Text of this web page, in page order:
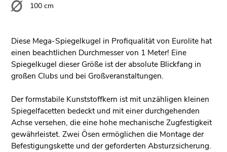
100 cm
Diese Mega-Spiegelkugel in Profiqualität von Eurolite hat
einen beachtlichen Durchmesser von 1 Meter! Eine
Spiegelkugel dieser Größe ist der absolute Blickfang in
großen Clubs und bei Großveranstaltungen.
Der formstabile Kunststoffkern ist mit unzähligen kleinen
Spiegelfacetten bedeckt und mit einer durchgehenden
Achse versehen, die eine hohe mechanische Zugfestigkeit
gewährleistet. Zwei Ösen ermöglichen die Montage der
Befestigungskette und der geforderten Absturzsicherung.